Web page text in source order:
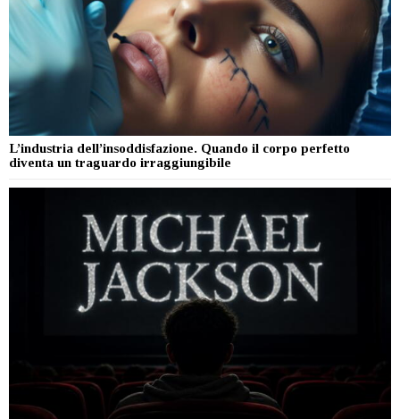
L’industria dell’insoddisfazione. Quando il corpo perfetto
diventa un traguardo irraggiungibile